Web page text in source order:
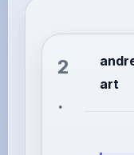
2
.
art